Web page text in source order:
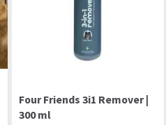
Four Friends 3i1 Remover |
300 ml